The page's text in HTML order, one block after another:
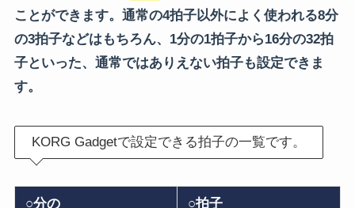
ことができます。通常の4拍子以外によく使われる8分
の3拍子などはもちろん、1分の1拍子から16分の32拍
子といった、通常ではありえない拍子も設定できま
す。
KORG Gadgetで設定できる拍子の一覧です。
○分の ○拍子